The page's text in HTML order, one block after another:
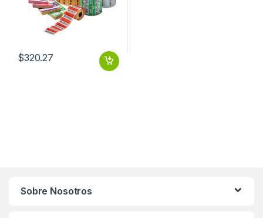
$320.27
Sobre Nosotros